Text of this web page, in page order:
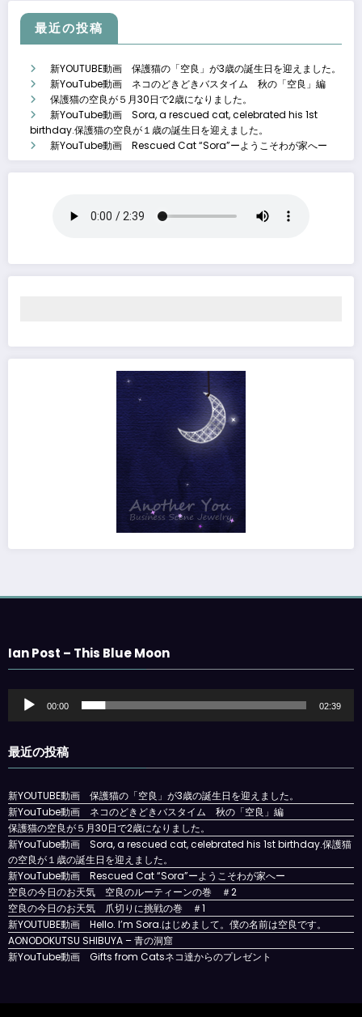
最近の投稿
新YOUTUBE動画 保護猫の「空良」が3歳の誕生日を迎えました。
新YouTube動画 ネコのどきどきバスタイム 秋の「空良」編
保護猫の空良が５月30日で2歳になりました。
新YouTube動画 Sora, a rescued cat, celebrated his 1st
birthday.保護猫の空良が１歳の誕生日を迎えました。
新YouTube動画 Rescued Cat “Sora”ーようこそわが家へー
Ian Post – This Blue Moon
ー
ヤ
ー
00:00 02:39
最近の投稿
新YOUTUBE動画 保護猫の「空良」が3歳の誕生日を迎えました。
新YouTube動画 ネコのどきどきバスタイム 秋の「空良」編
保護猫の空良が５月30日で2歳になりました。
新YouTube動画 Sora, a rescued cat, celebrated his 1st birthday.保護猫
の空良が１歳の誕生日を迎えました。
新YouTube動画 Rescued Cat “Sora”ーようこそわが家へー
空良の今日のお天気 空良のルーティーンの巻 ＃2
空良の今日のお天気 爪切りに挑戦の巻 ＃1
新YOUTUBE動画 Hello. I’m Sora.はじめまして。僕の名前は空良です。
AONODOKUTSU SHIBUYA – 青の洞窟
新YouTube動画 Gifts from Catsネコ達からのプレゼント